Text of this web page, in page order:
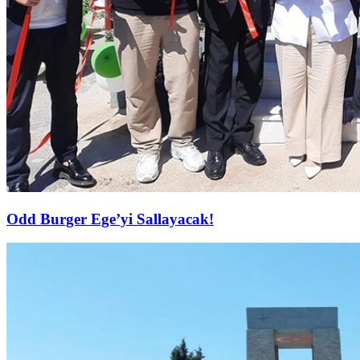
Odd Burger Ege’yi Sallayacak!